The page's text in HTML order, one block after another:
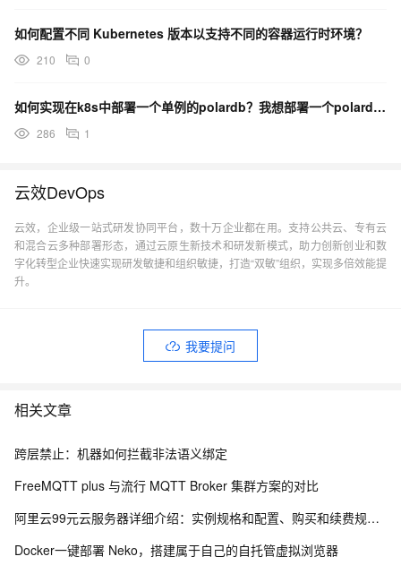
如何配置不同 Kubernetes 版本以支持不同的容器运行时环境？
210 0
如何实现在k8s中部署一个单例的polardb？我想部署一个polardb mysql版本的
286 1
云效DevOps
云效，企业级一站式研发协同平台，数十万企业都在用。支持公共云、专有云
和混合云多种部署形态，通过云原生新技术和研发新模式，助力创新创业和数
字化转型企业快速实现研发敏捷和组织敏捷，打造“双敏”组织，实现多倍效能提
升。
我要提问
相关文章
跨层禁止：机器如何拦截非法语义绑定
FreeMQTT plus 与流行 MQTT Broker 集群方案的对比
阿里云99元云服务器详细介绍：实例规格和配置、购买和续费规则、适用场景解析
Docker一键部署 Neko，搭建属于自己的自托管虚拟浏览器